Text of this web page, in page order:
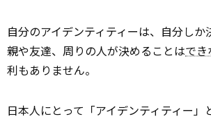
自分のアイデンティティーは、自分しか
親や友達、周りの人が決めることはでき
利もありません。
日本人にとって「アイデンティティー